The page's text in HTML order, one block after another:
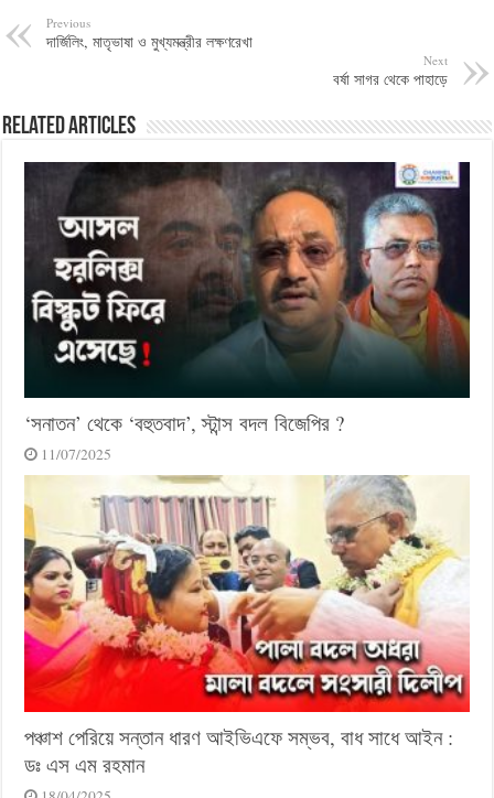
Previous
দার্জিলিং, মাতৃভাষা ও মুখ্যমন্ত্রীর লক্ষণরেখা
Next
বর্ষা সাগর থেকে পাহাড়ে
Related Articles
‘সনাতন’ থেকে ‘বহুতবাদ’, স্টান্স বদল বিজেপির ?
11/07/2025
পঞ্চাশ পেরিয়ে সন্তান ধারণ আইভিএফে সম্ভব, বাধ সাধে আইন :
ডঃ এস এম রহমান